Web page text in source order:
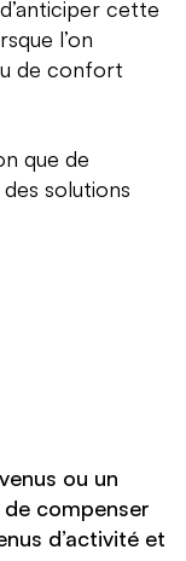
cette
l’on
de confort
que de
solutions
ou un
compenser
d’activité et